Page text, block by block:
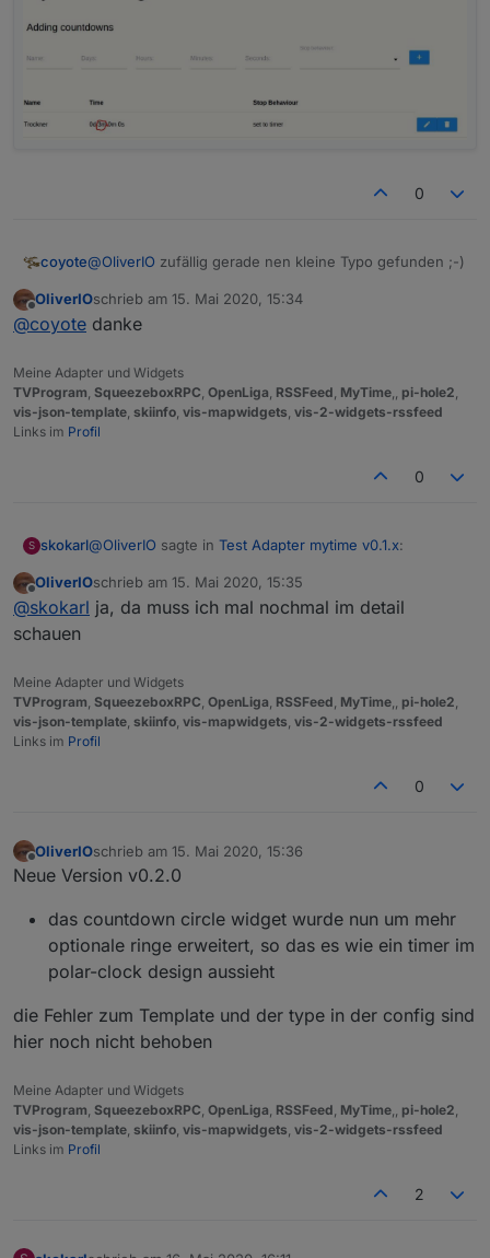
0
coyote@OliverIO zufällig gerade nen kleine Typo gefunden ;-)
Offline
OliverIOschrieb am 15. Mai 2020, 15:34
zuletzt editiert von
@coyote danke
Meine Adapter und Widgets
TVProgram, SqueezeboxRPC, OpenLiga, RSSFeed, MyTime,, pi-hole2,
vis-json-template, skiinfo, vis-mapwidgets, vis-2-widgets-rssfeed
Links im Profil
0
S skokarl@OliverIO sagte in Test Adapter mytime v0.1.x:
https://github.com/oweitman/iobroker.mytime
Offline
OliverIOschrieb am 15. Mai 2020, 15:35
zuletzt editiert von
@skokarl ja, da muss ich mal nochmal im detail
schauen
Meine Adapter und Widgets
TVProgram, SqueezeboxRPC, OpenLiga, RSSFeed, MyTime,, pi-hole2,
vis-json-template, skiinfo, vis-mapwidgets, vis-2-widgets-rssfeed
Links im Profil
0
Offline
OliverIOschrieb am 15. Mai 2020, 15:36
zuletzt editiert von
Neue Version v0.2.0
das countdown circle widget wurde nun um mehr
optionale ringe erweitert, so das es wie ein timer im
polar-clock design aussieht
die Fehler zum Template und der type in der config sind
hier noch nicht behoben
Meine Adapter und Widgets
TVProgram, SqueezeboxRPC, OpenLiga, RSSFeed, MyTime,, pi-hole2,
vis-json-template, skiinfo, vis-mapwidgets, vis-2-widgets-rssfeed
Links im Profil
2